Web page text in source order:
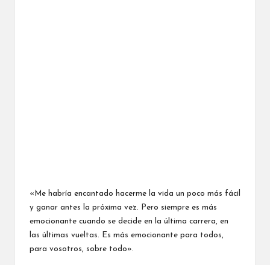
«Me habría encantado hacerme la vida un poco más fácil
y ganar antes la próxima vez. Pero siempre es más
emocionante cuando se decide en la última carrera, en
las últimas vueltas. Es más emocionante para todos,
para vosotros, sobre todo».